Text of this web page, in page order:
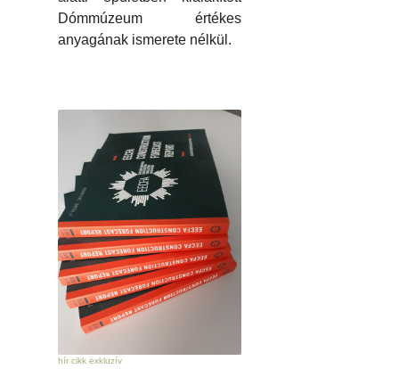
Dómmúzeum értékes
anyagának ismerete nélkül.
hír cikk exkluzív